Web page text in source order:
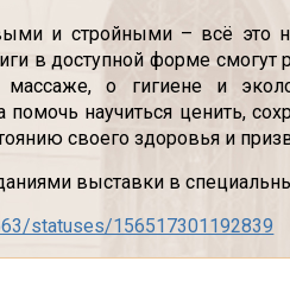
и стройными – всё это
в доступной форме смогут
о гигиене и
помочь научиться ценить,
своего здоровья и
выставки в
statuses/156517301192839